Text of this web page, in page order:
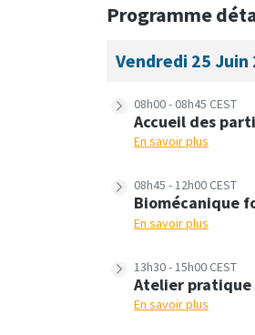
Programme
Vendredi 25 Juin
08h00 - 08h45 CEST
Accueil des
En savoir plus
08h45 - 12h00 CEST
Biomécanique
En savoir plus
13h30 - 15h00 CEST
Atelier pratique
En savoir plus